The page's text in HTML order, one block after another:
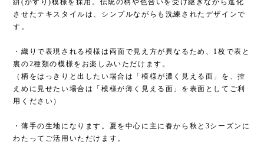
絣(かすり)模様を採用。伝統の柄や色合いを受け継ぎながら進化
させたテキスタイルは、シンプルながらも洗練されたデザインで
す。
・織りで表現される模様は両面で見え方が異なるため、1枚で表と
裏の2種類の模様をお楽しみいただけます。
（柄をはっきりと出したい場合は「模様が濃く見える面」を、控
えめに見せたい場合は「模様が薄く見える面」を表面としてご利
用ください）
・薄手の生地になります。夏を中心に主に春から秋と3シーズンに
わたってご活用いただけます。